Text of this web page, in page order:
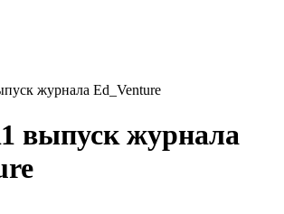
журнала Ed_Venture
выпуск журнала